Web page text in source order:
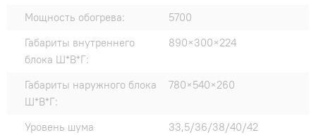
Мощность обогрева:
5700
Габариты внутреннего
блока Ш*В*Г:
890×300×224
Габариты наружного блока
Ш*В*Г:
780×540×260
Уровень шума
33,5/36/38/40/42